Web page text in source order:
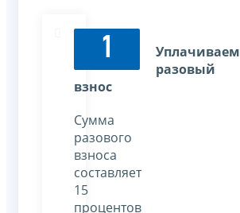
1
Уплачиваем
разовый
взнос
Сумма
разового
взноса
составляет
15
процентов